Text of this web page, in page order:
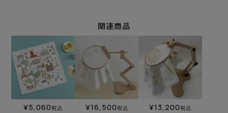
関連商品
¥5,060税込 ¥16,500税込 ¥13,200税込